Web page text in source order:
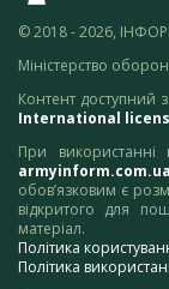
© 2018 - 2026,
Міністерство
Контент доступний
International
При
armyinform.com.ua
обов’язковим є
відкритого для
матеріал.
Політика
Політика